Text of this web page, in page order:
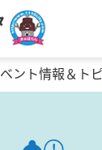
ネタ
ント情報＆ト